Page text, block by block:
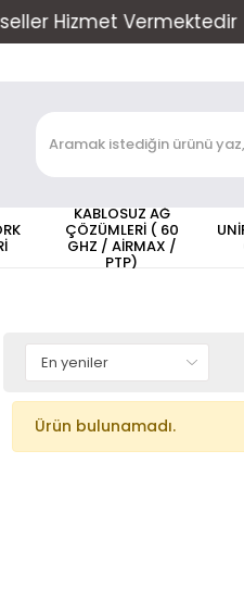
Hizmet Vermektedir
KABLOSUZ AĞ
ÇÖZÜMLERİ ( 60
GHZ / AİRMAX /
PTP)
Ürün bulunamadı.